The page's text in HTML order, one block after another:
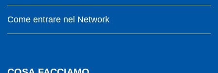
Come entrare nel Network